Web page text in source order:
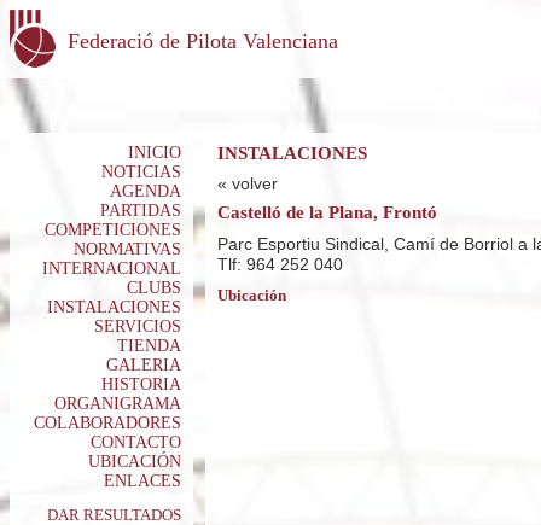
Federació de Pilota Valenciana
INICIO
NOTICIAS
AGENDA
PARTIDAS
COMPETICIONES
NORMATIVAS
INTERNACIONAL
CLUBS
INSTALACIONES
SERVICIOS
TIENDA
GALERIA
HISTORIA
ORGANIGRAMA
COLABORADORES
CONTACTO
UBICACIÓN
ENLACES
DAR RESULTADOS
INSTALACIONES
« volver
Castelló de la Plana, Frontó
Parc Esportiu Sindical, Camí de Borriol a
Tlf: 964 252 040
Ubicación